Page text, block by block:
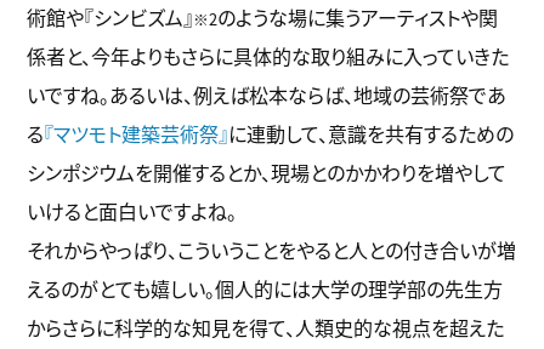
術館や『シンビズム』※2のような場に集うアーティストや関
係者と、今年よりもさらに具体的な取り組みに入っていきた
いですね。あるいは、例えば松本ならば、地域の芸術祭であ
る『マツモト建築芸術祭』に連動して、意識を共有するための
シンポジウムを開催するとか、現場とのかかわりを増やして
いけると面白いですよね。
それからやっぱり、こういうことをやると人との付き合いが増
えるのがとても嬉しい。個人的には大学の理学部の先生方
からさらに科学的な知見を得て、人類史的な視点を超えた